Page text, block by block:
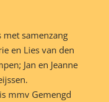
met samenzang
en Lies van den
Jan en Jeanne
mmv Gemengd